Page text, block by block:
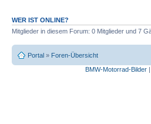
WER IST ONLINE?
Mitglieder in diesem Forum: 0 Mitglieder und 7
Portal » Foren-Übersicht
BMW-Motorrad-Bilder|